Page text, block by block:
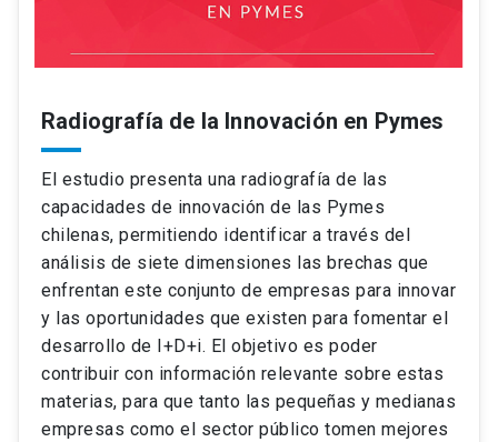
Radiografía de la Innovación en Pymes
El estudio presenta una radiografía de las
capacidades de innovación de las Pymes
chilenas, permitiendo identificar a través del
análisis de siete dimensiones las brechas que
enfrentan este conjunto de empresas para innovar
y las oportunidades que existen para fomentar el
desarrollo de I+D+i. El objetivo es poder
contribuir con información relevante sobre estas
materias, para que tanto las pequeñas y medianas
empresas como el sector público tomen mejores